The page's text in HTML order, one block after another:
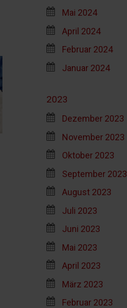
Mai 2024
April 2024
Februar 2024
Januar 2024
2023
Dezember 2023
November 2023
Oktober 2023
September 2023
August 2023
Juli 2023
Juni 2023
Mai 2023
April 2023
März 2023
Februar 2023